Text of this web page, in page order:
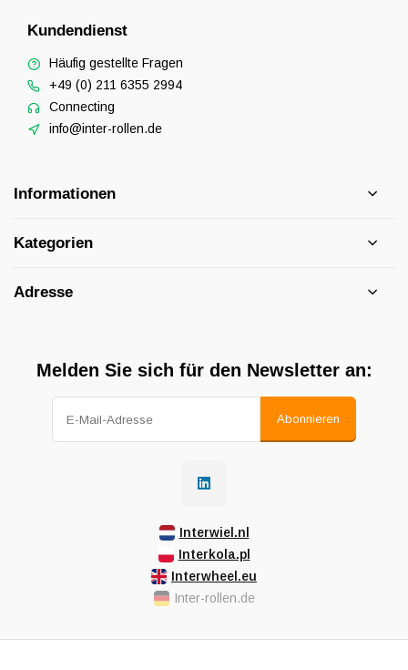
Kundendienst
Häufig gestellte Fragen
+49 (0) 211 6355 2994
Connecting
info@inter-rollen.de
Informationen
Kategorien
Adresse
Melden Sie sich für den Newsletter an:
Abonnieren
Interwiel.nl
Interkola.pl
Interwheel.eu
Inter-rollen.de